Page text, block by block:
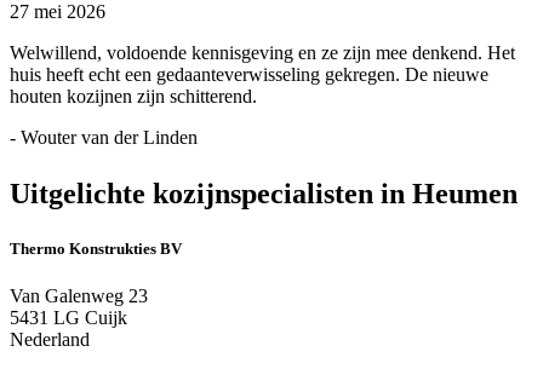
27 mei 2026
Welwillend, voldoende kennisgeving en ze zijn mee denkend. Het
huis heeft echt een gedaanteverwisseling gekregen. De nieuwe
houten kozijnen zijn schitterend.
- Wouter van der Linden
Uitgelichte kozijnspecialisten in Heumen
Thermo Konstrukties BV
Van Galenweg 23
5431 LG Cuijk
Nederland